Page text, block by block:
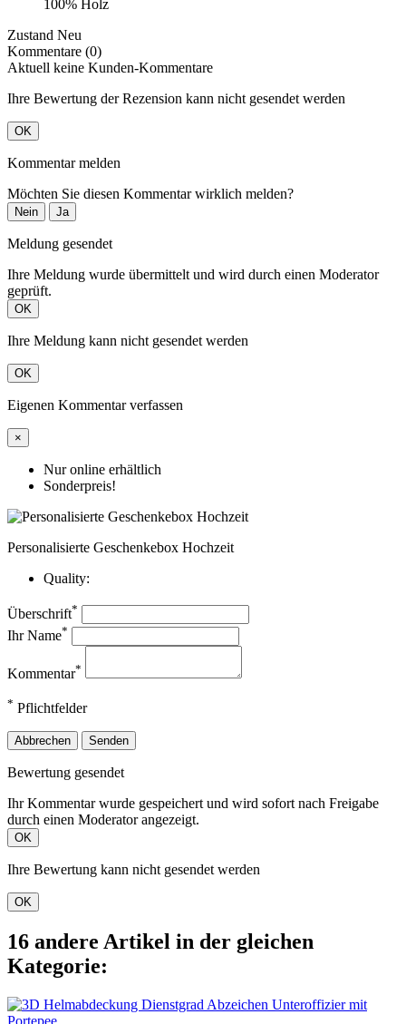
100% Holz
Zustand Neu
Kommentare (0)
Aktuell keine Kunden-Kommentare
Ihre Bewertung der Rezension kann nicht gesendet werden
OK
Kommentar melden
Möchten Sie diesen Kommentar wirklich melden?
Nein Ja
Meldung gesendet
Ihre Meldung wurde übermittelt und wird durch einen Moderator
geprüft.
OK
Ihre Meldung kann nicht gesendet werden
OK
Eigenen Kommentar verfassen
×
Nur online erhältlich
Sonderpreis!
Personalisierte Geschenkebox Hochzeit
Quality:
Überschrift*
Ihr Name*
Kommentar*
* Pflichtfelder
Abbrechen Senden
Bewertung gesendet
Ihr Kommentar wurde gespeichert und wird sofort nach Freigabe
durch einen Moderator angezeigt.
OK
Ihre Bewertung kann nicht gesendet werden
OK
16 andere Artikel in der gleichen
Kategorie: